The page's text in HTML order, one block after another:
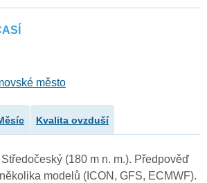
město
Kvalita ovzduší
(180 m n. m.). Předpověď
modelů (ICON, GFS, ECMWF).